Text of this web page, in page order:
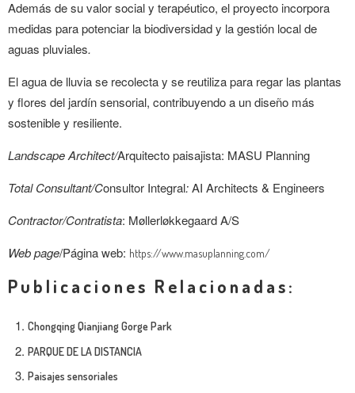
Además de su valor social y terapéutico, el proyecto incorpora
medidas para potenciar la biodiversidad y la gestión local de
aguas pluviales.
El agua de lluvia se recolecta y se reutiliza para regar las plantas
y flores del jardín sensorial, contribuyendo a un diseño más
sostenible y resiliente.
Landscape Architect/Arquitecto paisajista: MASU Planning
Total Consultant/Consultor Integral:AI Architects & Engineers
Contractor/Contratista: Møllerløkkegaard A/S
Web page/Página web: https://www.masuplanning.com/
Publicaciones Relacionadas:
Chongqing Qianjiang Gorge Park
PARQUE DE LA DISTANCIA
Paisajes sensoriales